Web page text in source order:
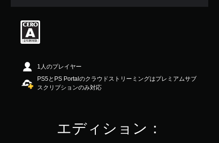
評
は
階
の
1人のプレイヤー
PS5とPS Portalのクラウドストリーミングはプレミアムサブ
スクリプションのみ対応
エディション：